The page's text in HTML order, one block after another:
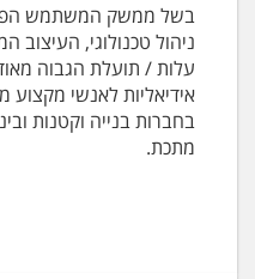
בשל ממשק המשתמש
ניהול טכנולוגי, העיצוב
עלות / תועלת הגבוה
אידיאליות לאנשי מקצוע
בחברות בנייה וקטנות
מתכת.